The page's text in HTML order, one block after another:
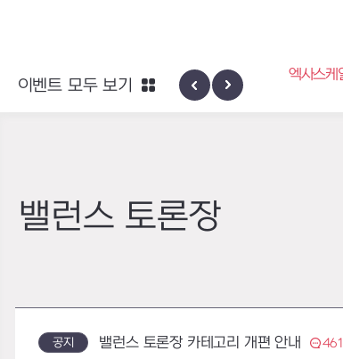
블론
엑사스케일 증폭 회로 보급 터미널
이벤트
이벤트 모두 보기
밸런스 토론장
공지 밸런스 토론장 카테고리 개편 안내 461